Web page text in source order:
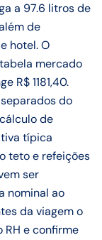
a 97.6 litros de
de
hotel. O
mercado
R$ 1181,40.
do
de
típica
teto e refeições
ser
nominal ao
da viagem o
e confirme